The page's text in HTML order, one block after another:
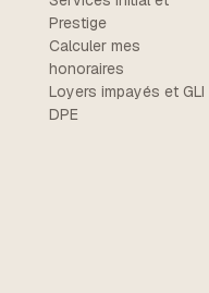
Prestige
Calculer mes
honoraires
Loyers impayés et GLI
DPE